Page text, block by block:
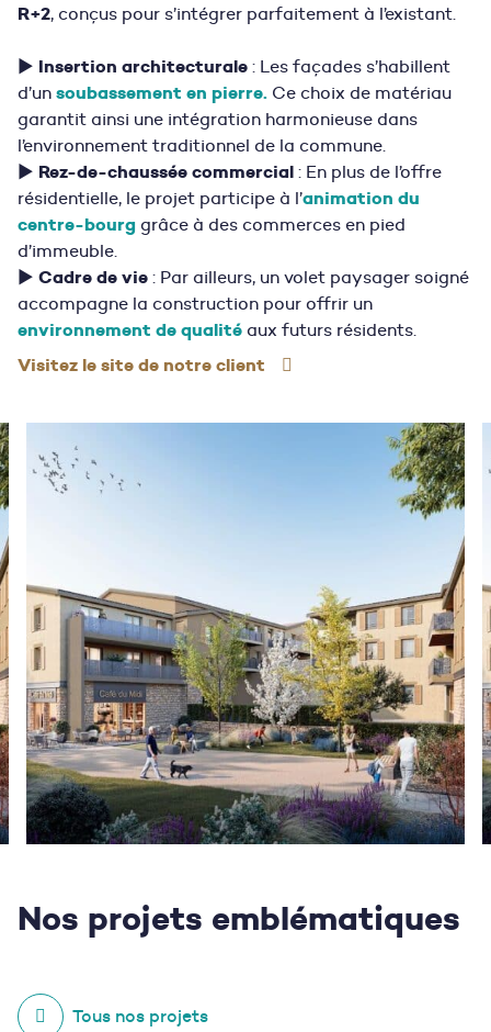
R+2, conçus pour s’intégrer parfaitement à l’existant.
▶ Insertion architecturale : Les façades s’habillent
d’un soubassement en pierre. Ce choix de matériau
garantit ainsi une intégration harmonieuse dans
l’environnement traditionnel de la commune.
▶ Rez-de-chaussée commercial : En plus de l’offre
résidentielle, le projet participe à l’animation du
centre-bourg grâce à des commerces en pied
d’immeuble.
▶ Cadre de vie : Par ailleurs, un volet paysager soigné
accompagne la construction pour offrir un
environnement de qualité aux futurs résidents.
Visitez le site de notre client
Nos projets emblématiques
Tous nos projets